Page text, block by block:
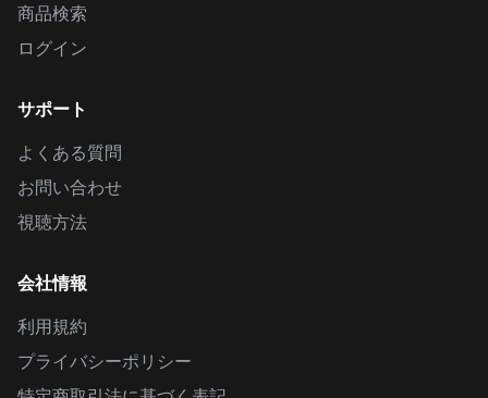
商品検索
ログイン
サポート
よくある質問
お問い合わせ
視聴方法
会社情報
利用規約
プライバシーポリシー